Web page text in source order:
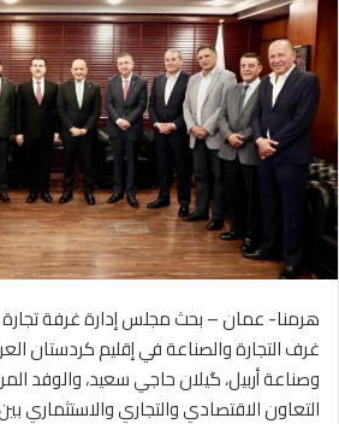
هرمنا- عمان – بحث مجلس إدارة غرفة
غرف التجارة والصناعة في إقليم كردستان
وصناعة أربيل، گيلان حاجي سعيد، والوفد
التعاون الاقتصادي والتجاري والاستثماري